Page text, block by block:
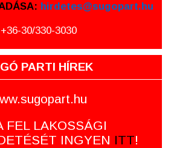
hirdetes@sugopart.hu
+36-30/330-3030
PARTI HÍREK
FEL LAKOSSÁGI
INGYEN ITT!